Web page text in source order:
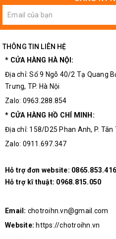
THÔNG TIN LIÊN HỆ
* CỬA HÀNG HÀ NỘI:
Địa chỉ: Số 9 Ngõ 40/2 Tạ Quang
Trưng, TP. Hà Nội
Zalo: 0963.288.854
* CỬA HÀNG HỒ CHÍ MINH:
Địa chỉ: 158/D25 Phan Anh, P. Tân
Zalo: 0911.697.347
Hỗ trợ đơn website: 0865.853.416
Hỗ trợ kĩ thuật: 0968.815.050
Email: chotroihn.vn@gmail.com
Website: https://chotroihn.vn